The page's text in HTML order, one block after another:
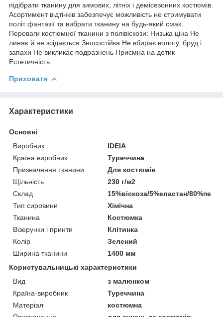
підібрати тканину для зимових, літніх і демісезонних костюмів.
Асортимент відтінків забезпечує можливість не стримувати
політ фантазії та вибрати тканину на будь-який смак.
Переваги костюмної тканини з полівіскози: Низька ціна Не
линяє й не зсідається Зносостійка Не вбирає вологу, бруд і
запахи Не викликає подразнень Приємна на дотик
Естетичність
Приховати
Характеристики
Основні
Виробник
IDEIA
Країна виробник
Туреччина
Призначення тканини
Для костюмів
Щільність
230 г/м2
Склад
15%віскоза/5%еластан/80%пе
Тип сировини
Хімічна
Тканина
Костюмка
Візерунки і принти
Клітинка
Колір
Зелений
Ширина тканини
1400 мм
Користувальницькі характеристики
Вид
з малюнком
Країна-виробник
Туреччина
Матеріал
костюмна